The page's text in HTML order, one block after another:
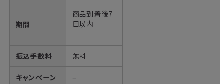
期間
商品到着後7
日以内
振込手数料 無料
キャンペーン –